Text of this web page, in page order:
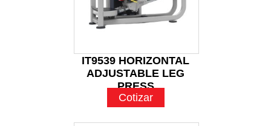
IT9539 HORIZONTAL
ADJUSTABLE LEG
PRESS
Cotizar